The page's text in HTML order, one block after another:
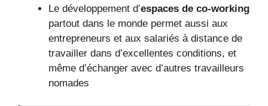
Le développement d’espaces de co-working
partout dans le monde permet aussi aux
entrepreneurs et aux salariés à distance de
travailler dans d’excellentes conditions, et
même d’échanger avec d’autres travailleurs
nomades